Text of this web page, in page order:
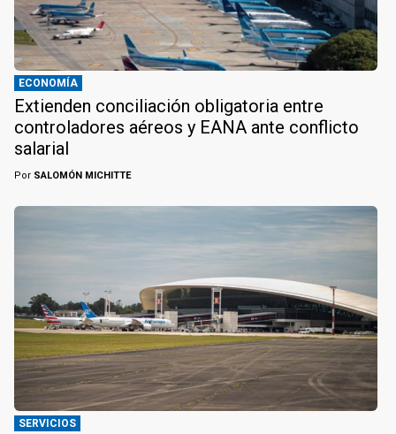
ECONOMÍA
Extienden conciliación obligatoria entre
controladores aéreos y EANA ante conflicto
salarial
Por SALOMÓN MICHITTE
SERVICIOS